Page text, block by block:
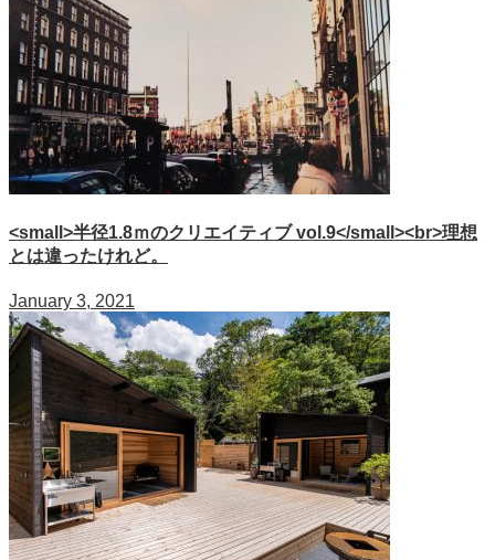
<small>半径1.8ｍのクリエイティブ vol.9</small><br>理想
とは違ったけれど。
January 3, 2021